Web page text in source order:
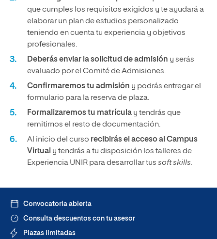
que cumples los requisitos exigidos y te ayudará a
elaborar un plan de estudios personalizado
teniendo en cuenta tu experiencia y objetivos
profesionales.
Deberás enviar la solicitud de admisión y serás
evaluado por el Comité de Admisiones.
Confirmaremos tu admisión y podrás entregar el
formulario para la reserva de plaza.
Formalizaremos tu matrícula y tendrás que
remitirnos el resto de documentación.
Al inicio del curso recibirás el acceso al Campus
Virtual y tendrás a tu disposición los talleres de
Experiencia UNIR para desarrollar tus soft skills.
Convocatoria abierta
Consulta descuentos con tu asesor
Plazas limitadas